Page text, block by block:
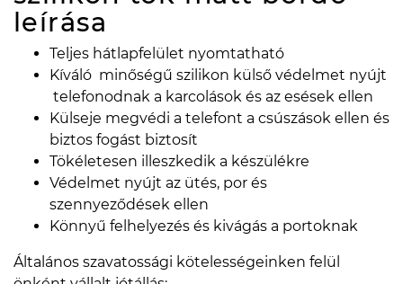
leírása
Teljes hátlapfelület nyomtatható
Kíváló minőségű szilikon külső védelmet nyújt
telefonodnak a karcolások és az esések ellen
Külseje megvédi a telefont a csúszások ellen és
biztos fogást biztosít
Tökéletesen illeszkedik a készülékre
Védelmet nyújt az ütés, por és
szennyeződések ellen
Könnyű felhelyezés és kivágás a portoknak
Általános szavatossági kötelességeinken felül